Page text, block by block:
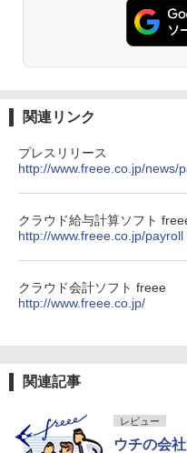
関連リンク
プレスリリース
http://www.freee.co.jp/news/
クラウド給与計算ソフト
http://www.freee.co.jp/payroll
クラウド会計ソフト freee
http://www.freee.co.jp/
関連記事
レビュー
ウチの会